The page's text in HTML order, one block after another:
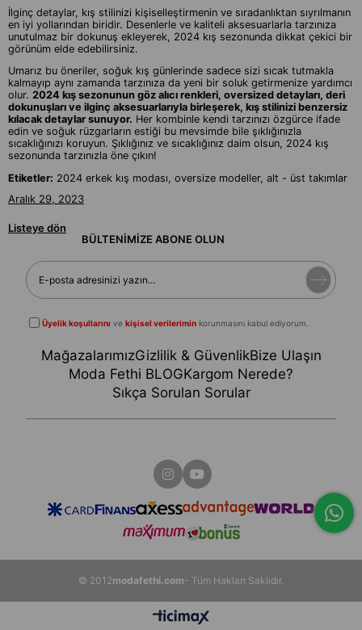
İlginç detaylar, kış stilinizi kişiselleştirmenin ve sıradanlıktan sıyrılmanın
en iyi yollarından biridir. Desenlerle ve kaliteli aksesuarlarla tarzınıza
unutulmaz bir dokunuş ekleyerek, 2024 kış sezonunda dikkat çekici bir
görünüm elde edebilirsiniz.
Umarız bu öneriler, soğuk kış günlerinde sadece sizi sıcak tutmakla
kalmayıp aynı zamanda tarzınıza da yeni bir soluk getirmenize yardımcı
olur. 2024 kış sezonunun göz alıcı renkleri, oversized detayları, deri
dokunuşları ve ilginç aksesuarlarıyla birleşerek, kış stilinizi benzersiz
kılacak detaylar sunuyor. Her kombinle kendi tarzınızı özgürce ifade
edin ve soğuk rüzgarların estiği bu mevsimde bile şıklığınızla
sıcaklığınızı koruyun. Şıklığınız ve sıcaklığınız daim olsun, 2024 kış
sezonunda tarzınızla öne çıkın!
Etiketler: 2024 erkek kış modası, oversize modeller, alt - üst takımlar
Aralık 29, 2023
Listeye dön
BÜLTENİMİZE ABONE OLUN
Üyelik koşullarını vekişisel verilerimin korunmasını kabul ediyorum.
MağazalarımızGizlilik & GüvenlikBize Ulaşın
Moda Fethi BLOGKargom Nerede?
Sıkça Sorulan Sorular
© 2012modafethi.com- Tüm Hakları Saklıdır.